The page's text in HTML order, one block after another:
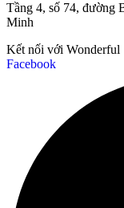
Tầng 4, số 74, đường
Minh
Kết nối với Wonderful
Facebook